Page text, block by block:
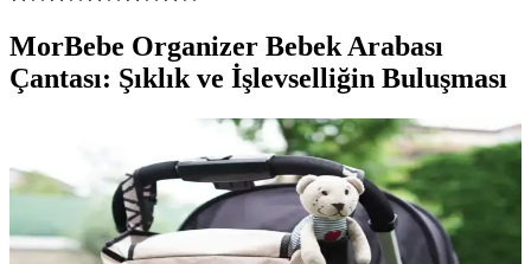
MorBebe Organizer Bebek Arabası
Çantası: Şıklık ve İşlevselliğin Buluşması